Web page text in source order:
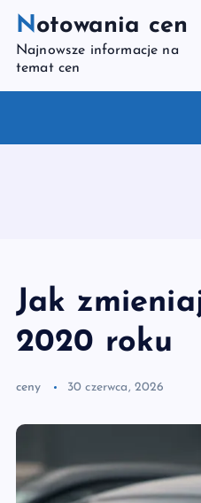
Notowania cen
Najnowsze informacje na
temat cen
Jak
2020 roku
ceny 30 czerwca, 2026